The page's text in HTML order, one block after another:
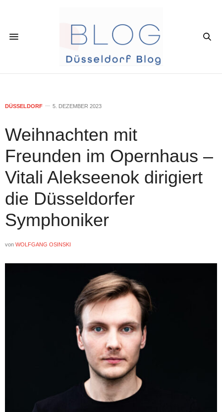
DÜSSELDORF 5. DEZEMBER 2023
Weihnachten mit
Freunden im Opernhaus –
Vitali Alekseenok dirigiert
die Düsseldorfer
Symphoniker
von WOLFGANG OSINSKI